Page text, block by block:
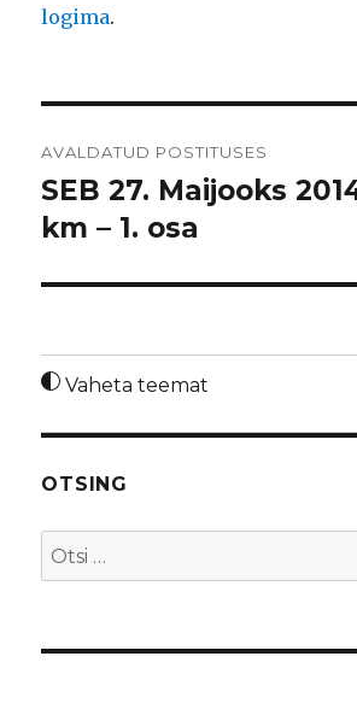
logima.
AVALDATUD POSTITUSES
SEB 27. Maijooks
km – 1. osa
Vaheta teemat
OTSING
Otsi: